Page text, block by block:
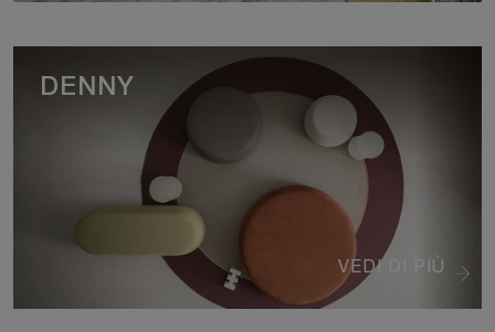
VEDI DI PIÙ
DENNY